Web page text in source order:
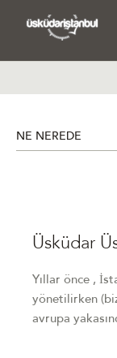
NE NEREDE
Üsküdar
Yıllar önce ,
yönetilirken
avrupa